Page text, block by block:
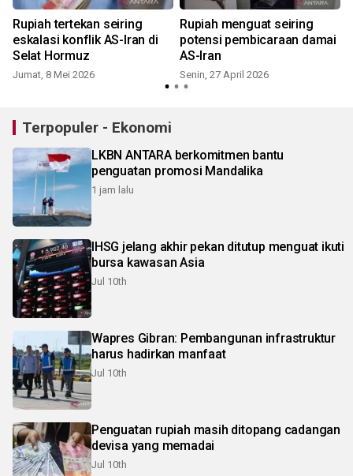
Rupiah tertekan seiring
eskalasi konflik AS-Iran di
Selat Hormuz
Jumat, 8 Mei 2026
Rupiah menguat seiring
potensi pembicaraan damai
AS-Iran
Senin, 27 April 2026
Terpopuler - Ekonomi
LKBN ANTARA berkomitmen bantu
penguatan promosi Mandalika
1 jam lalu
IHSG jelang akhir pekan ditutup menguat ikuti
bursa kawasan Asia
Jul 10th
Wapres Gibran: Pembangunan infrastruktur
harus hadirkan manfaat
Jul 10th
Penguatan rupiah masih ditopang cadangan
devisa yang memadai
Jul 10th